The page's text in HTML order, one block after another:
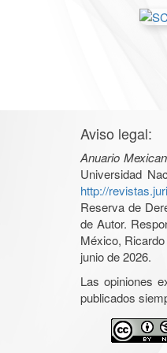
Aviso legal:
Anuario
Universidad
http://
Reserva de
de Autor.
México,
junio de 2026.
Las opiniones
publicados